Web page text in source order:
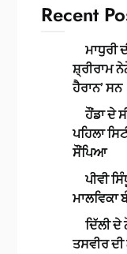
Recent
ਮਾਧੁਰੀ
ਸ਼੍ਰੀਰਾਮ
ਹੈਰਾਨ’ ਸਨ
ਹੌਂਡਾ ਦੇ
ਪਹਿਲਾ
ਸੌਂਪਿਆ
ਪੀਵੀ
ਦਿੱਲੀ ਦੇ
ਤਸਵੀਰ